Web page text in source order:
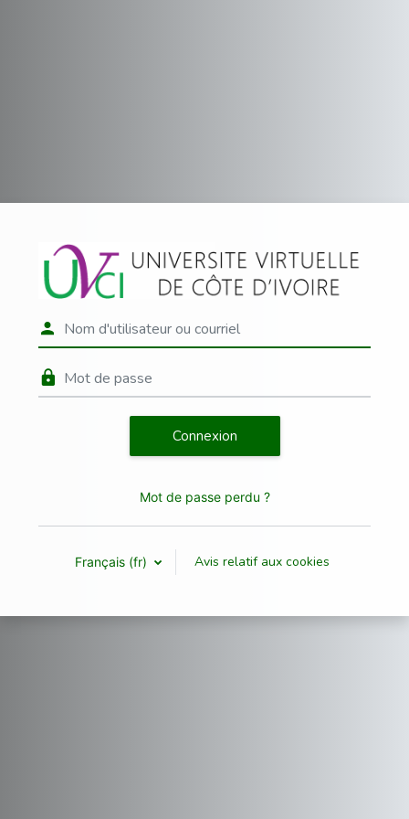
Connexion à
Nom d'utilisateur ou courriel
Connexion
Mot de passe perdu ?
Français ‎(fr)‎ Avis relatif aux cookies